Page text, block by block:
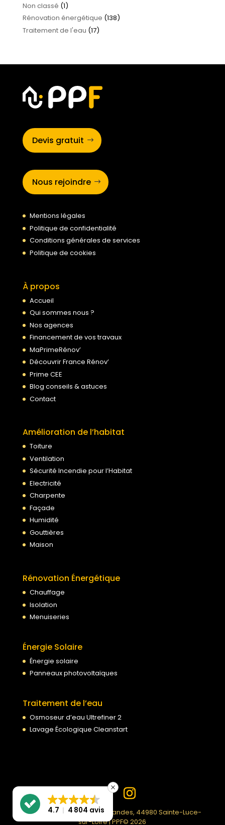
Non classé (1)
Rénovation énergétique (138)
Traitement de l'eau (17)
Devis gratuit
Nous rejoindre
Mentions légales
Politique de confidentialité
Conditions générales de services
Politique de cookies
À propos
Accueil
Qui sommes nous ?
Nos agences
Financement de vos travaux
MaPrimeRénov’
Découvrir France Rénov’
Prime CEE
Blog conseils & astuces
Contact
Amélioration de l’habitat
Toiture
Ventilation
Sécurité Incendie pour l’Habitat
Electricité
Charpente
Façade
Humidité
Gouttières
Maison
Rénovation Énergétique
Chauffage
Isolation
Menuiseries
Énergie Solaire
Énergie solaire
Panneaux photovoltaïques
Traitement de l’eau
Osmoseur d’eau Ultrefiner 2
Lavage Écologique Cleanstart
PPF | 99 Rue du Moulin des Landes, 44980 Sainte-Luce-
sur-Loire | PPF© 2026
4.7 4 804 avis